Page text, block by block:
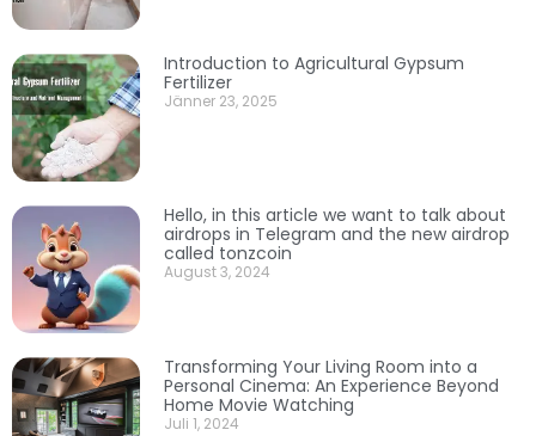
Introduction to Agricultural Gypsum
Fertilizer
Jänner 23, 2025
Hello, in this article we want to talk about
airdrops in Telegram and the new airdrop
called tonzcoin
August 3, 2024
Transforming Your Living Room into a
Personal Cinema: An Experience Beyond
Home Movie Watching
Juli 1, 2024